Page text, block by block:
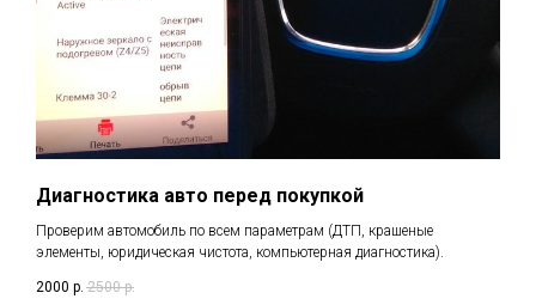
Диагностика авто перед покупкой
Проверим автомобиль по всем параметрам (ДТП, крашеные
элементы, юридическая чистота, компьютерная диагностика).
2000 р. 2500 р.